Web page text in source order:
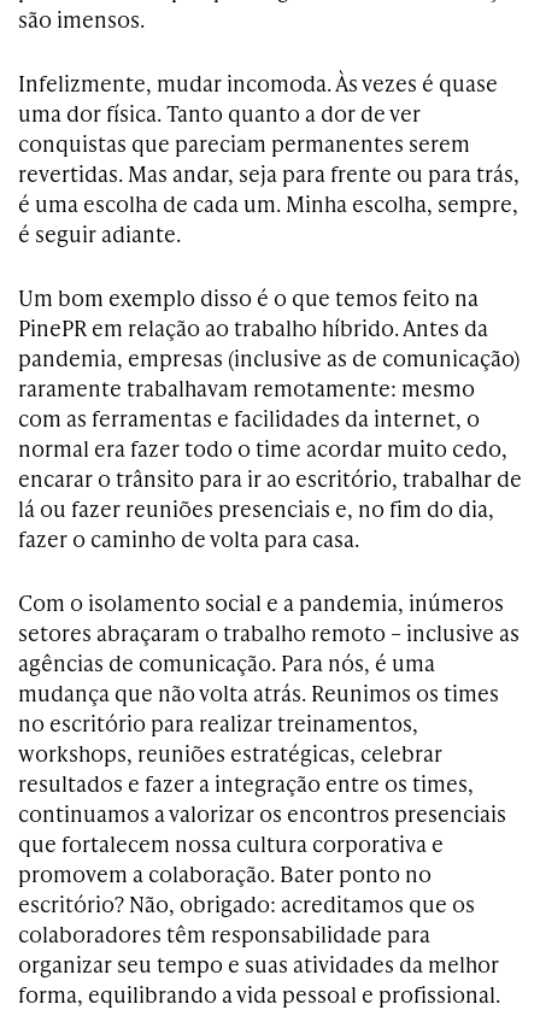
são imensos.
Infelizmente, mudar incomoda. Às vezes é quase
uma dor física. Tanto quanto a dor de ver
conquistas que pareciam permanentes serem
revertidas. Mas andar, seja para frente ou para trás,
é uma escolha de cada um. Minha escolha, sempre,
é seguir adiante.
Um bom exemplo disso é o que temos feito na
PinePR em relação ao trabalho híbrido. Antes da
pandemia, empresas (inclusive as de comunicação)
raramente trabalhavam remotamente: mesmo
com as ferramentas e facilidades da internet, o
normal era fazer todo o time acordar muito cedo,
encarar o trânsito para ir ao escritório, trabalhar de
lá ou fazer reuniões presenciais e, no fim do dia,
fazer o caminho de volta para casa.
Com o isolamento social e a pandemia, inúmeros
setores abraçaram o trabalho remoto – inclusive as
agências de comunicação. Para nós, é uma
mudança que não volta atrás. Reunimos os times
no escritório para realizar treinamentos,
workshops, reuniões estratégicas, celebrar
resultados e fazer a integração entre os times,
continuamos a valorizar os encontros presenciais
que fortalecem nossa cultura corporativa e
promovem a colaboração. Bater ponto no
escritório? Não, obrigado: acreditamos que os
colaboradores têm responsabilidade para
organizar seu tempo e suas atividades da melhor
forma, equilibrando a vida pessoal e profissional.